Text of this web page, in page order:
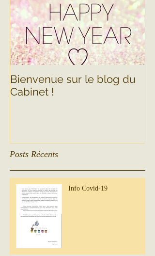
Bienvenue sur le blog du
Cabinet !
Posts Récents
Info Covid-19